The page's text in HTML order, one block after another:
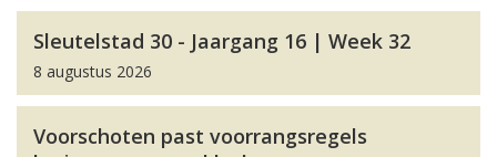
Sleutelstad 30 - Jaargang 16 | Week 32
8 augustus 2026
Voorschoten past voorrangsregels